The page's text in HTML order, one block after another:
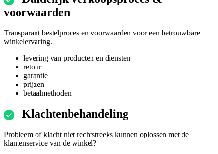
voorwaarden
Transparant bestelproces en voorwaarden voor een betrouwbare
winkelervaring.
levering van producten en diensten
retour
garantie
prijzen
betaalmethoden
Klachtenbehandeling
Probleem of klacht niet rechtstreeks kunnen oplossen met de
klantenservice van de winkel?